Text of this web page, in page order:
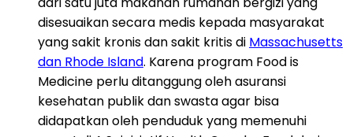
disesuaikan secara medis kepada masyarakat
yang sakit kronis dan sakit kritis di Massachusetts
dan Rhode Island. Karena program Food is
Medicine perlu ditanggung oleh asuransi
kesehatan publik dan swasta agar bisa
didapatkan oleh penduduk yang memenuhi